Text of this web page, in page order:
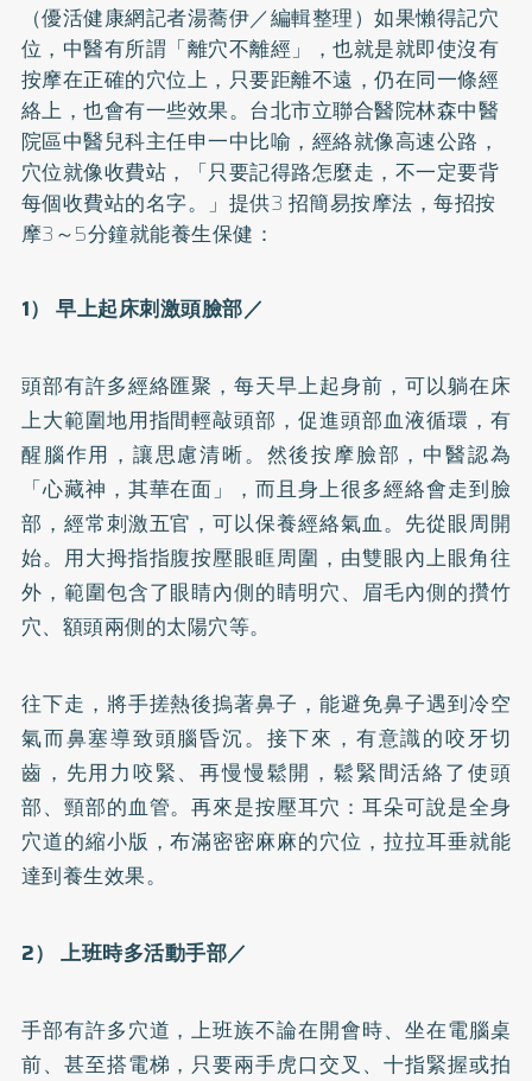
（優活健康網記者湯蕎伊／編輯整理）如果懶得記穴
位，中醫有所謂「離穴不離經」，也就是就即使沒有
按摩在正確的穴位上，只要距離不遠，仍在同一條經
絡上，也會有一些效果。台北市立聯合醫院林森中醫
院區中醫兒科主任申一中比喻，經絡就像高速公路，
穴位就像收費站，「只要記得路怎麼走，不一定要背
每個收費站的名字。」提供3 招簡易按摩法，每招按
摩3～5分鐘就能養生保健：
1） 早上起床刺激頭臉部／
頭部有許多經絡匯聚，每天早上起身前，可以躺在床
上大範圍地用指間輕敲頭部，促進頭部血液循環，有
醒腦作用，讓思慮清晰。然後按摩臉部，中醫認為
「心藏神，其華在面」，而且身上很多經絡會走到臉
部，經常刺激五官，可以保養經絡氣血。先從眼周開
始。用大拇指指腹按壓眼眶周圍，由雙眼內上眼角往
外，範圍包含了眼睛內側的睛明穴、眉毛內側的攢竹
穴、額頭兩側的太陽穴等。
往下走，將手搓熱後摀著鼻子，能避免鼻子遇到冷空
氣而鼻塞導致頭腦昏沉。接下來，有意識的咬牙切
齒，先用力咬緊、再慢慢鬆開，鬆緊間活絡了使頭
部、頸部的血管。再來是按壓耳穴：耳朵可說是全身
穴道的縮小版，布滿密密麻麻的穴位，拉拉耳垂就能
達到養生效果。
2） 上班時多活動手部／
手部有許多穴道，上班族不論在開會時、坐在電腦桌
前、甚至搭電梯，只要兩手虎口交叉、十指緊握或拍